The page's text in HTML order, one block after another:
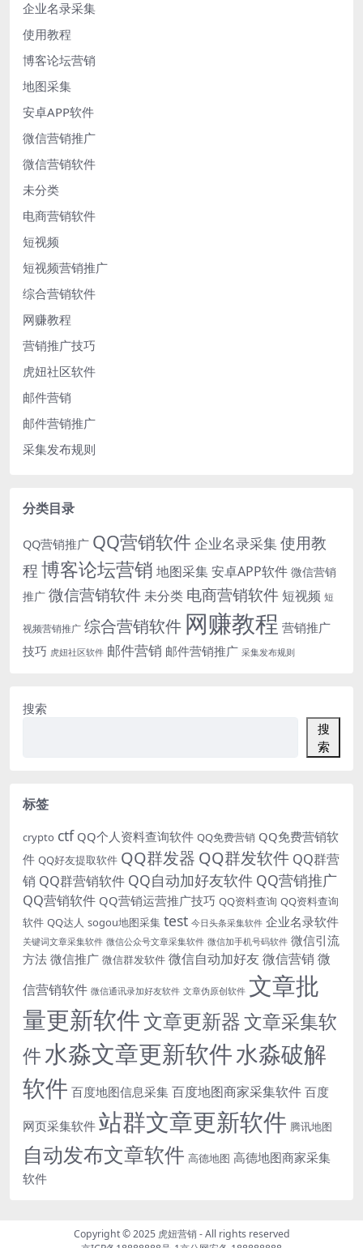
企业名录采集
使用教程
博客论坛营销
地图采集
安卓APP软件
微信营销推广
微信营销软件
未分类
电商营销软件
短视频
短视频营销推广
综合营销软件
网赚教程
营销推广技巧
虎妞社区软件
邮件营销
邮件营销推广
采集发布规则
分类目录
QQ营销推广 QQ营销软件企业名录采集使用教
程博客论坛营销 地图采集安卓APP软件 微信营销
推广 微信营销软件未分类 电商营销软件短视频 短
视频营销推广 综合营销软件 网赚教程 营销推广
技巧 虎妞社区软件 邮件营销 邮件营销推广 采集发布规则
搜索
搜
索
标签
crypto ctf QQ个人资料查询软件 QQ免费营销 QQ免费营销软
件 QQ好友提取软件 QQ群发器 QQ群发软件 QQ群营
销 QQ群营销软件 QQ自动加好友软件 QQ营销推广
QQ营销软件 QQ营销运营推广技巧 QQ资料查询 QQ资料查询
软件 QQ达人 sogou地图采集 test 今日头条采集软件 企业名录软件
关键词文章采集软件 微信公众号文章采集软件 微信加手机号码软件 微信引流
方法 微信推广 微信群发软件 微信自动加好友 微信营销 微
信营销软件 微信通讯录加好友软件 文章伪原创软件 文章批
量更新软件文章更新器文章采集软
件水淼文章更新软件水淼破解
软件 百度地图信息采集 百度地图商家采集软件 百度
网页采集软件 站群文章更新软件 腾讯地图
自动发布文章软件 高德地图 高德地图商家采集
软件
Copyright © 2025 虎妞营销- All rights reserved